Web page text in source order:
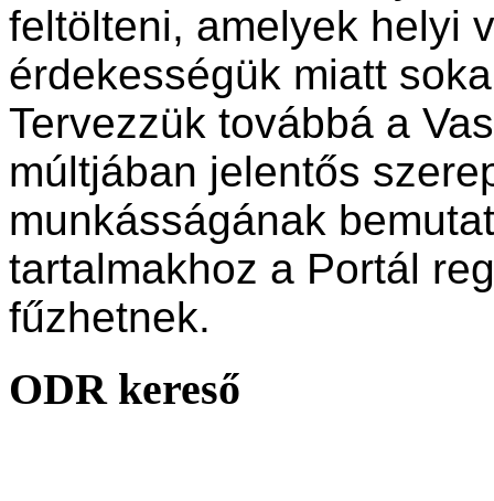
feltölteni, amelyek helyi
érdekességük miatt
Tervezzük továbbá a
múltjában jelentős
munkásságának
tartalmakhoz a Portál
fűzhetnek.
ODR kereső